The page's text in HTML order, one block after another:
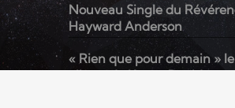
Nouveau Single du
Hayward Anderson
« Rien que pour demain »
album de Kenzo David